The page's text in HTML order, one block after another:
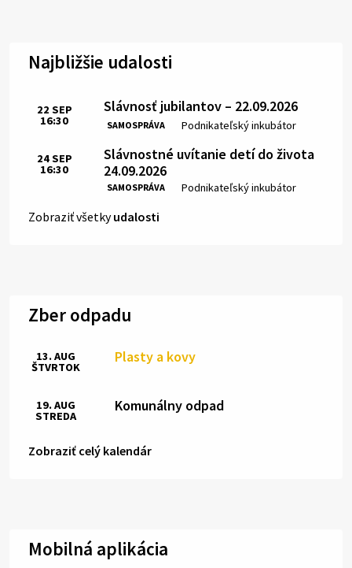
Najbližšie udalosti
Slávnosť jubilantov – 22.09.2026
SAMOSPRÁVA Miesto:
Podnikateľský inkubátor
Čas:
22 SEP
16:30
Slávnostné uvítanie detí do života
24.09.2026
SAMOSPRÁVA Miesto:
Podnikateľský inkubátor
Čas:
24SEP
16:30
Zobraziť všetkyudalosti
Zber odpadu
Plasty a kovy
13. AUG
ŠTVRTOK
Komunálny odpad
19. AUG
STREDA
Zobraziť celý kalendár
Mobilná aplikácia